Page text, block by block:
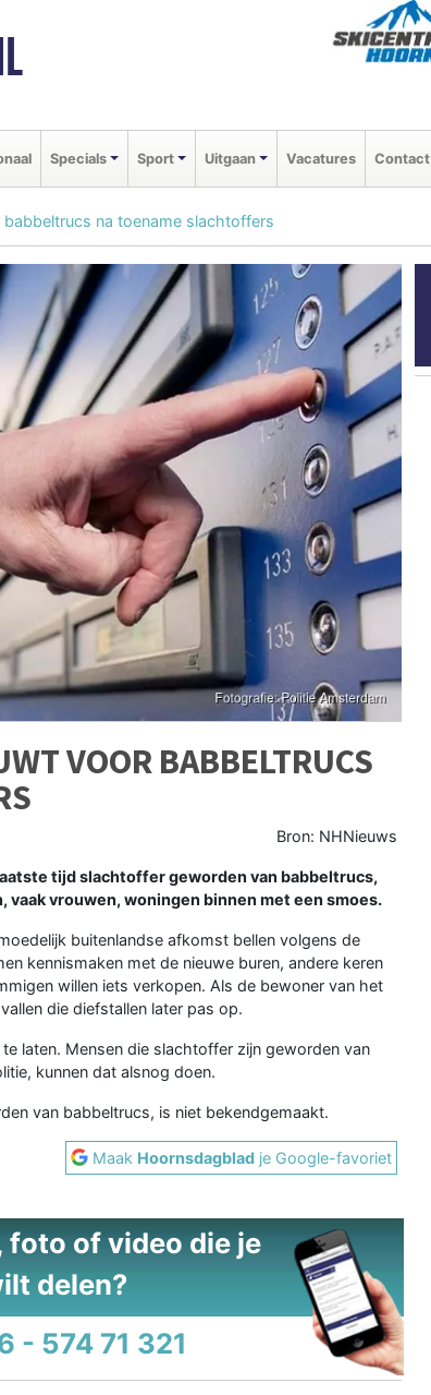
Specials Sport Uitgaan Vacatures Contact
na toename slachtoffers
VOOR BABBELTRUCS
Bron: NHNieuws
tijd slachtoffer geworden van babbeltrucs,
vrouwen, woningen binnen met een smoes.
buitenlandse afkomst bellen volgens de
kennismaken met de nieuwe buren, andere keren
willen iets verkopen. Als de bewoner van het
die diefstallen later pas op.
laten. Mensen die slachtoffer zijn geworden van
kunnen dat alsnog doen.
van babbeltrucs, is niet bekendgemaakt.
Maak Hoornsdagblad je Google-favoriet
foto of video die je
delen?
- 574 71 321